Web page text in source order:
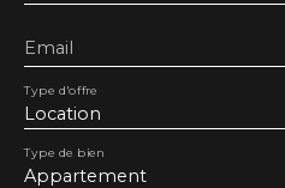
Email
Location
Type d'offre
Appartement
Type de bien